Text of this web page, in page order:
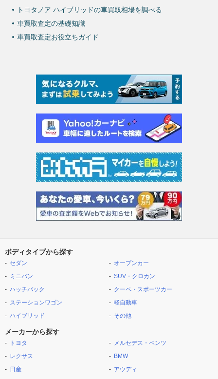
トヨタノア ハイブリッドの車買取相場を調べる
車買取査定の基礎知識
車買取査定お役立ちガイド
ボディタイプから探す
セダン
ミニバン
ハッチバック
ステーションワゴン
ハイブリッド
オープンカー
SUV・クロカン
クーペ・スポーツカー
軽自動車
その他
メーカーから探す
トヨタ
レクサス
日産
メルセデス・ベンツ
BMW
アウディ